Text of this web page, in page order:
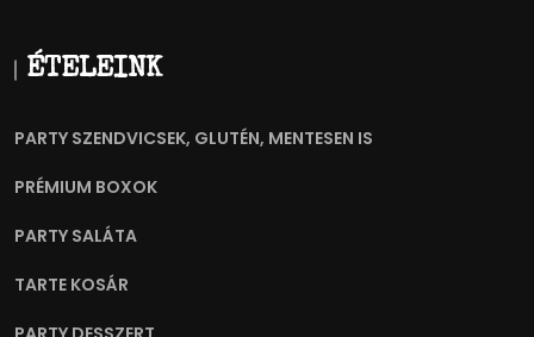
ÉTELEINK
PARTY SZENDVICSEK, GLUTÉN, MENTESEN IS
PRÉMIUM BOXOK
PARTY SALÁTA
TARTE KOSÁR